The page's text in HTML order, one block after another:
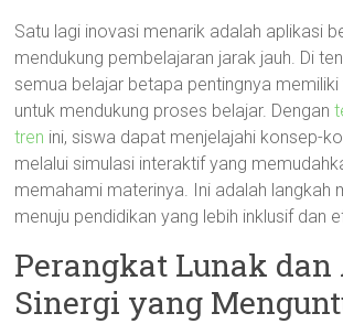
Satu lagi inovasi menarik adalah aplikasi
mendukung pembelajaran jarak jauh. Di
semua belajar betapa pentingnya
untuk mendukung proses belajar. Dengan
tren ini, siswa dapat menjelajahi konsep-
melalui simulasi interaktif yang
memahami materinya. Ini adalah langkah
menuju pendidikan yang lebih inklusif dan
Perangkat Lunak dan
Sinergi yang